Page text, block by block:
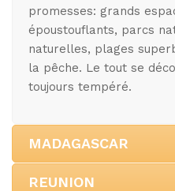
promesses: grands
époustouflants, parcs
naturelles, plages
la pêche. Le tout se
toujours tempéré.
MADAGASCAR
REUNION